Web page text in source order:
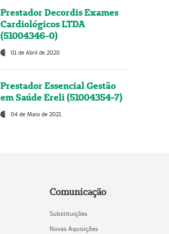
Prestador Decordis Exames
Cardiológicos LTDA
(51004346-0)
01 de Abril de 2020
Prestador Essencial Gestão
em Saúde Ereli (51004354-7)
04 de Maio de 2021
Comunicação
Substituições
Novas Aquisições